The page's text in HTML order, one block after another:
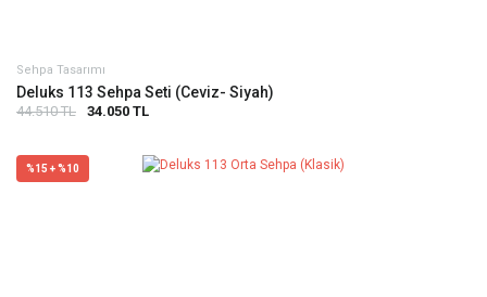
Sehpa Tasarımı
Deluks 113 Sehpa Seti (Ceviz- Siyah)
44.510 TL 34.050 TL
%15 + %10